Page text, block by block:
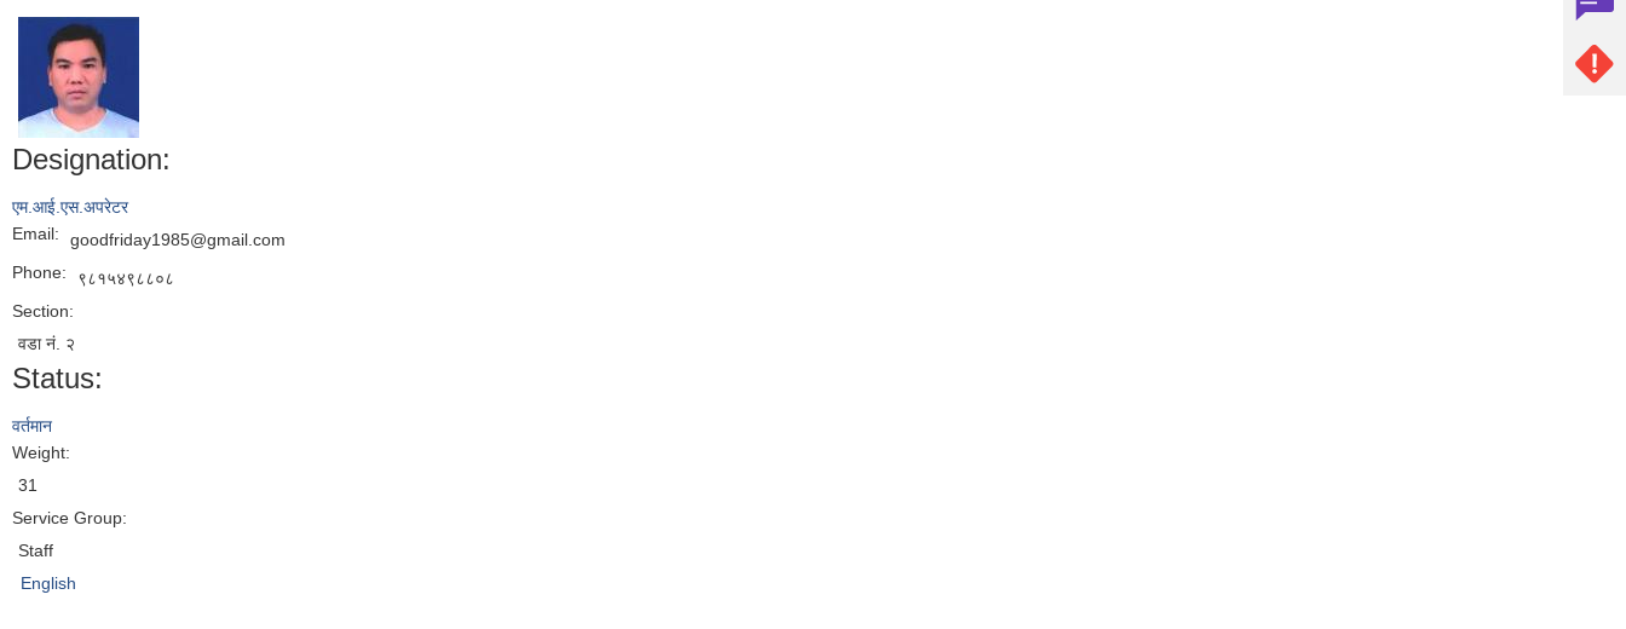
Designation:
एम.आई.एस.अपरेटर
Email:
goodfriday1985@gmail.com
Phone:
९८१५४९८८०८
Section:
वडा नं. २
Status:
वर्तमान
Weight:
31
Service Group:
Staff
English